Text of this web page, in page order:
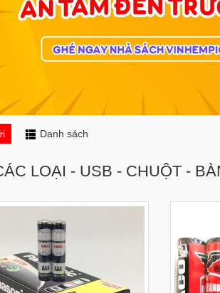
Danh sách
LOẠI - USB - CHUỘT -